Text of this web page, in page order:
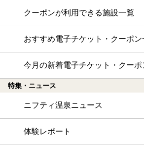
クーポンが利用できる施設一覧
おすすめ電子チケット・クーポン
今月の新着電子チケット・クーポ
特集・ニュース
ニフティ温泉ニュース
体験レポート